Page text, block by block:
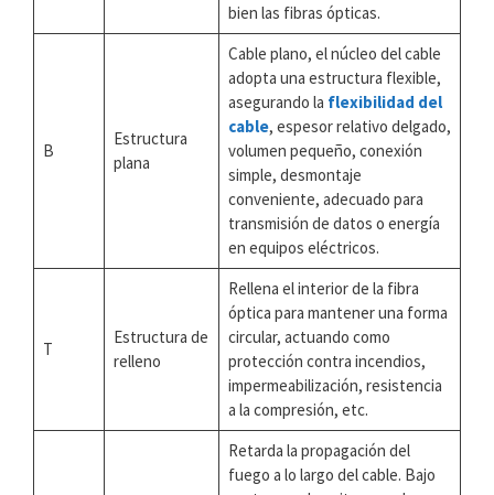
bien las fibras ópticas.
B
Estructura
plana
Cable plano, el núcleo del cable
adopta una estructura flexible,
asegurando la flexibilidad del
cable, espesor relativo delgado,
volumen pequeño, conexión
simple, desmontaje
conveniente, adecuado para
transmisión de datos o energía
en equipos eléctricos.
T
Estructura de
relleno
Rellena el interior de la fibra
óptica para mantener una forma
circular, actuando como
protección contra incendios,
impermeabilización, resistencia
a la compresión, etc.
Retarda la propagación del
fuego a lo largo del cable. Bajo